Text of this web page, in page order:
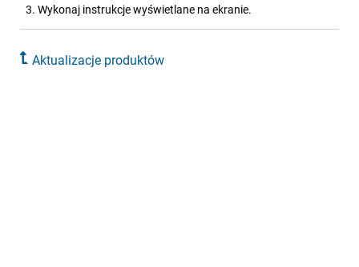
Wykonaj instrukcje wyświetlane na ekranie.
Aktualizacje produktów